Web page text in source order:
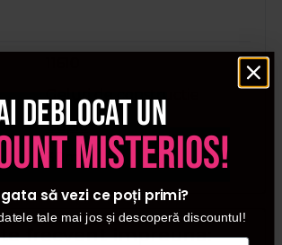
Geluri de constructie
Cupio
30ml
frecvent impreuna:
deblocat un
misterios!
gata să vezi ce poți primi?
tale mai jos și descoperă discountul!